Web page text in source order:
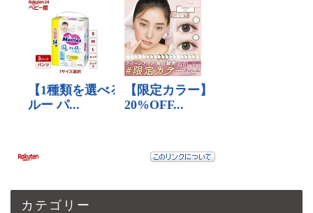
カテゴリー